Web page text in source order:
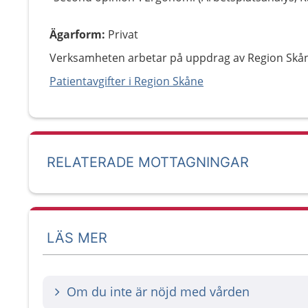
Ägarform: Privat
Verksamheten arbetar på uppdrag av Region
Patientavgifter i Region Skåne
RELATERADE MOTTAGNINGAR
LÄS MER
Om du inte är nöjd med vården